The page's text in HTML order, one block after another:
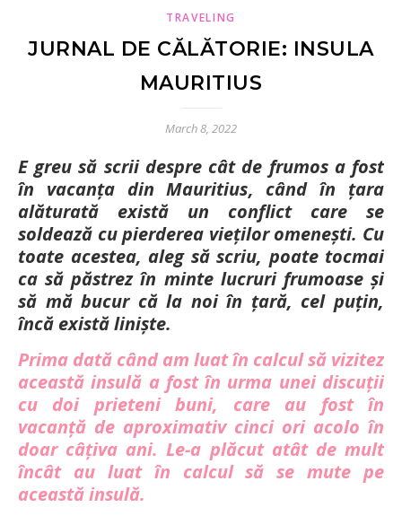
TRAVELING
JURNAL DE CĂLĂTORIE: INSULA
MAURITIUS
March 8, 2022
E greu să scrii despre cât de frumos a fost
în vacanța din Mauritius, când în țara
alăturată există un conflict care se
soldează cu pierderea vieților omenești. Cu
toate acestea, aleg să scriu, poate tocmai
ca să păstrez în minte lucruri frumoase și
să mă bucur că la noi în țară, cel puțin,
încă există liniște.
Prima dată când am luat în calcul să vizitez
această insulă a fost în urma unei discuții
cu doi prieteni buni, care au fost în
vacanță de aproximativ cinci ori acolo în
doar câțiva ani. Le-a plăcut atât de mult
încât au luat în calcul să se mute pe
această insulă.